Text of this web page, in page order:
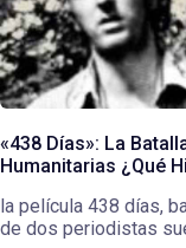
«438 Días»: La
Humanitarias ¿Qué
la película 438 días,
de dos periodistas